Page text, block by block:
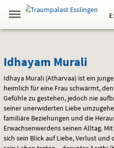
Springe
zum
,zum
.
Navigation
Gehe
zur
Standortauswahl
Hinweis
Idhayam
Murali
Idhayam Murali
Idhaya Murali (Atharvaa) ist ein
heimlich für eine Frau schwärmt,
Gefühle zu gestehen, jedoch nie
seiner unerwiderten Liebe
familiäre Beziehungen und die
Erwachsenwerdens seinen Alltag.
sich sein Blick auf Liebe, Verlust